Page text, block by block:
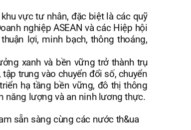
vực tư nhân, đặc biệt là các quỹ
nghiệp ASEAN và các Hiệp hội
lợi, minh bạch, thông thoáng,
xanh và bền vững trở thành trụ
trung vào chuyển đổi số, chuyển
hạ tầng bền vững, đô thị thông
năng lượng và an ninh lương thực.
sẵn sàng cùng các nước th&ua